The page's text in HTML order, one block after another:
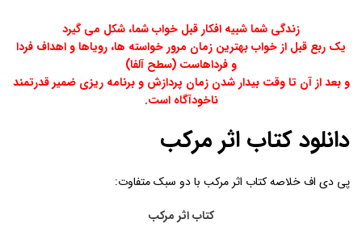
زندگی شما شبیه افکار قبل خواب شما، شکل می گیرد
یک ربع قبل از خواب بهترین زمان مرور خواسته ها، رویاها و اهداف فردا
و فرداهاست (سطح آلفا)
و بعد از آن تا وقت بیدار شدن زمان پردازش و برنامه ریزی ضمیر قدرتمند
ناخودآگاه است.
دانلود کتاب اثر مرکب
پی دی اف خلاصه کتاب اثر مرکب با دو سبک متفاوت:
کتاب اثر مرکب